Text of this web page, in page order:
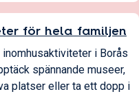
för hela familjen
i Borås
spännande museer,
platser eller ta ett dopp i